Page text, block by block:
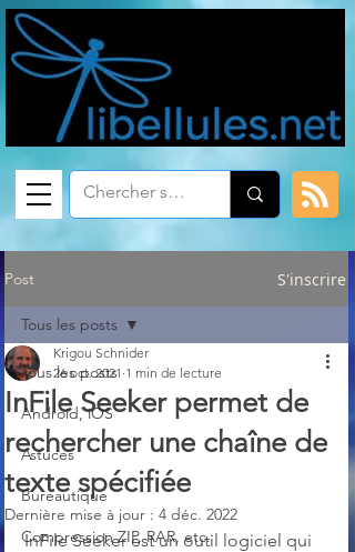
Post S'inscrire
Tous les posts
Android, iOS
Astuces
Bureautique
Compression ZIP, RAR, etc.
Tous les posts
InFile Seeker permet de
rechercher une chaîne de
texte spécifiée
Krigou Schnider
26 oct. 2021 1 min de lecture
Dernière mise à jour : 4 déc. 2022
InFile Seeker est un outil logiciel qui